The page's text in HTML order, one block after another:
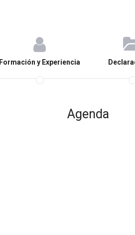
Formación y Experiencia
Agenda